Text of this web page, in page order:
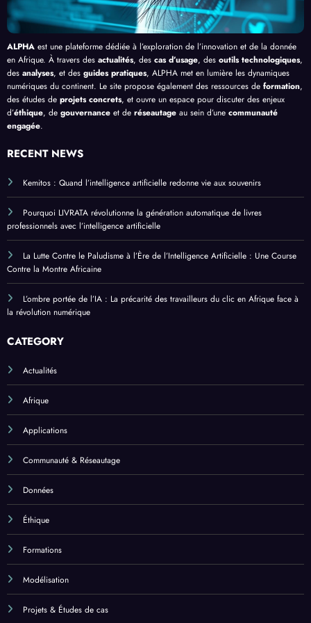
ALPHA est une plateforme dédiée à l’exploration de l’innovation et de la donnée
en Afrique. À travers des actualités, des cas d’usage, des outils technologiques,
des analyses, et des guides pratiques, ALPHA met en lumière les dynamiques
numériques du continent. Le site propose également des ressources de formation,
des études de projets concrets, et ouvre un espace pour discuter des enjeux
d’éthique, de gouvernance et de réseautage au sein d’une communauté
engagée.
RECENT NEWS
Kemitos : Quand l’intelligence artificielle redonne vie aux souvenirs
Pourquoi LIVRATA révolutionne la génération automatique de livres
professionnels avec l’intelligence artificielle
La Lutte Contre le Paludisme à l’Ère de l’Intelligence Artificielle : Une Course
Contre la Montre Africaine
L’ombre portée de l’IA : La précarité des travailleurs du clic en Afrique face à
la révolution numérique
CATEGORY
Actualités
Afrique
Applications
Communauté & Réseautage
Données
Éthique
Formations
Modélisation
Projets & Études de cas